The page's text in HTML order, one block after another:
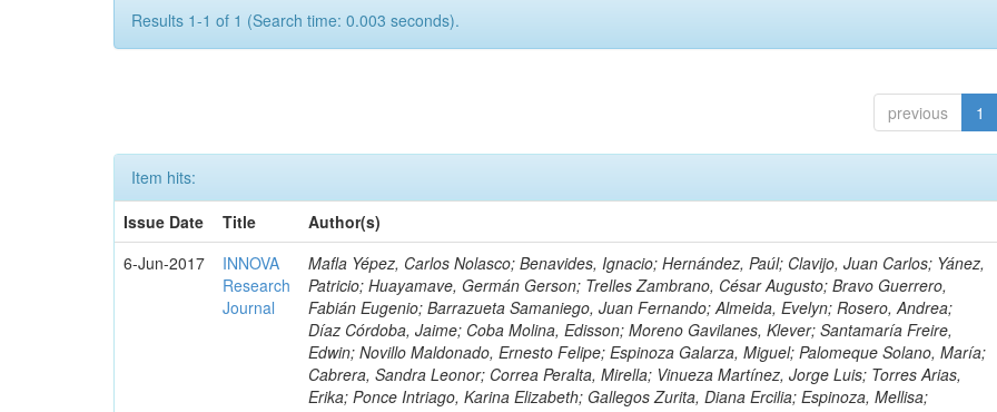
Results 1-1 of 1 (Search time: 0.003 seconds).
previous 1
Item hits:
Issue Date
Title
Author(s)
6-Jun-2017
INNOVA
Research
Journal
Mafla Yépez, Carlos Nolasco; Benavides, Ignacio; Hernández, Paúl; Clavijo, Juan Carlos; Yánez,
Patricio; Huayamave, Germán Gerson; Trelles Zambrano, César Augusto; Bravo Guerrero,
Fabián Eugenio; Barrazueta Samaniego, Juan Fernando; Almeida, Evelyn; Rosero, Andrea;
Díaz Córdoba, Jaime; Coba Molina, Edisson; Moreno Gavilanes, Klever; Santamaría Freire,
Edwin; Novillo Maldonado, Ernesto Felipe; Espinoza Galarza, Miguel; Palomeque Solano, María;
Cabrera, Sandra Leonor; Correa Peralta, Mirella; Vinueza Martínez, Jorge Luis; Torres Arias,
Erika; Ponce Intriago, Karina Elizabeth; Gallegos Zurita, Diana Ercilia; Espinoza, Mellisa;